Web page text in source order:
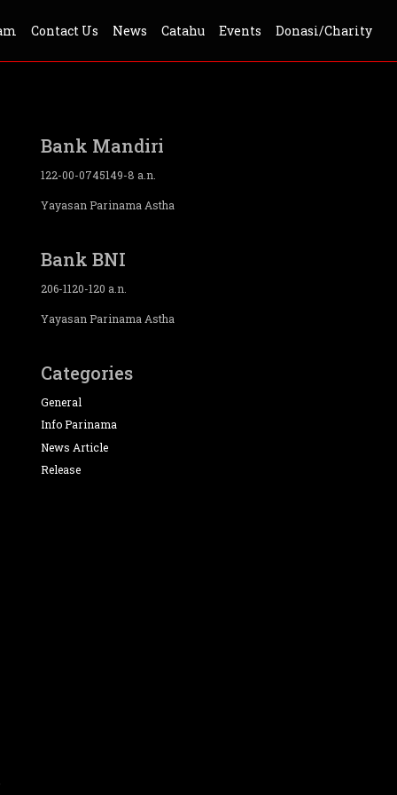
Contact Us News Catahu Events Donasi/Charity
Bank Mandiri
122-00-0745149-8 a.n.
Yayasan Parinama Astha
Bank BNI
206-1120-120 a.n.
Yayasan Parinama Astha
Categories
General
Info Parinama
News Article
Release